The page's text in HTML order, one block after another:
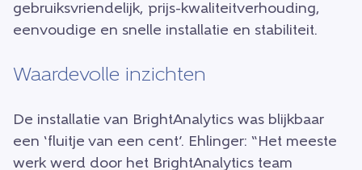
gebruiksvriendelijk, prijs-kwaliteitverhouding,
eenvoudige en snelle installatie en stabiliteit.
Waardevolle inzichten
De installatie van BrightAnalytics was blijkbaar
een ‘fluitje van een cent’. Ehlinger: “Het meeste
werk werd door het BrightAnalytics team